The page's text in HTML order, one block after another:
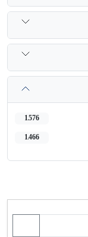
1,576
1,466